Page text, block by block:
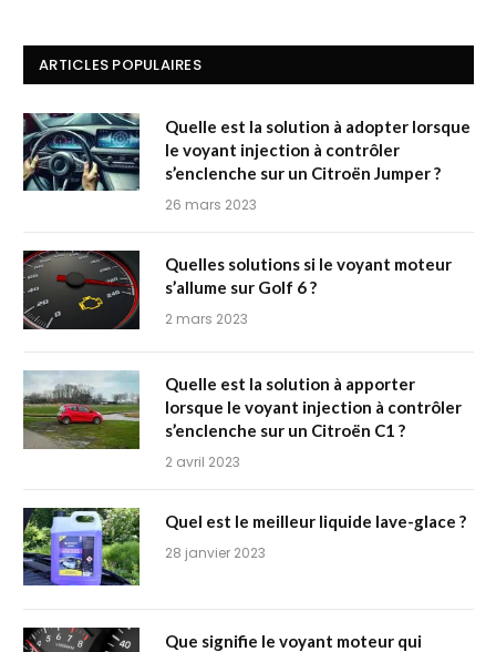
ARTICLES POPULAIRES
Quelle est la solution à adopter lorsque
le voyant injection à contrôler
s’enclenche sur un Citroën Jumper ?
26 mars 2023
Quelles solutions si le voyant moteur
s’allume sur Golf 6 ?
2 mars 2023
Quelle est la solution à apporter
lorsque le voyant injection à contrôler
s’enclenche sur un Citroën C1 ?
2 avril 2023
Quel est le meilleur liquide lave-glace ?
28 janvier 2023
Que signifie le voyant moteur qui